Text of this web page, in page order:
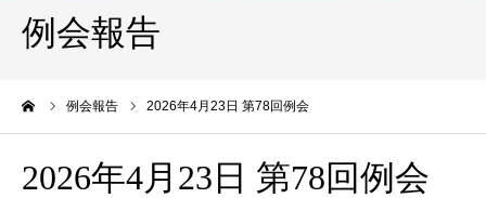
例会報告
例会報告 2026年4月23日 第78回例会
2026年4月23日 第78回例会